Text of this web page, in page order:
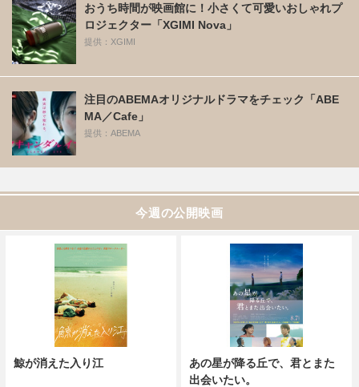
おうち時間が映画館に！小さくて可愛いおしゃれプ
ロジェクター「XGIMI Nova」
提供：XGIMI
注目のABEMAオリジナルドラマをチェック「ABE
MA／Cafe」
提供：ABEMA
今週の公開映画
鯨が消えた入り江
あの星が降る丘で、君とまた
出会いたい。